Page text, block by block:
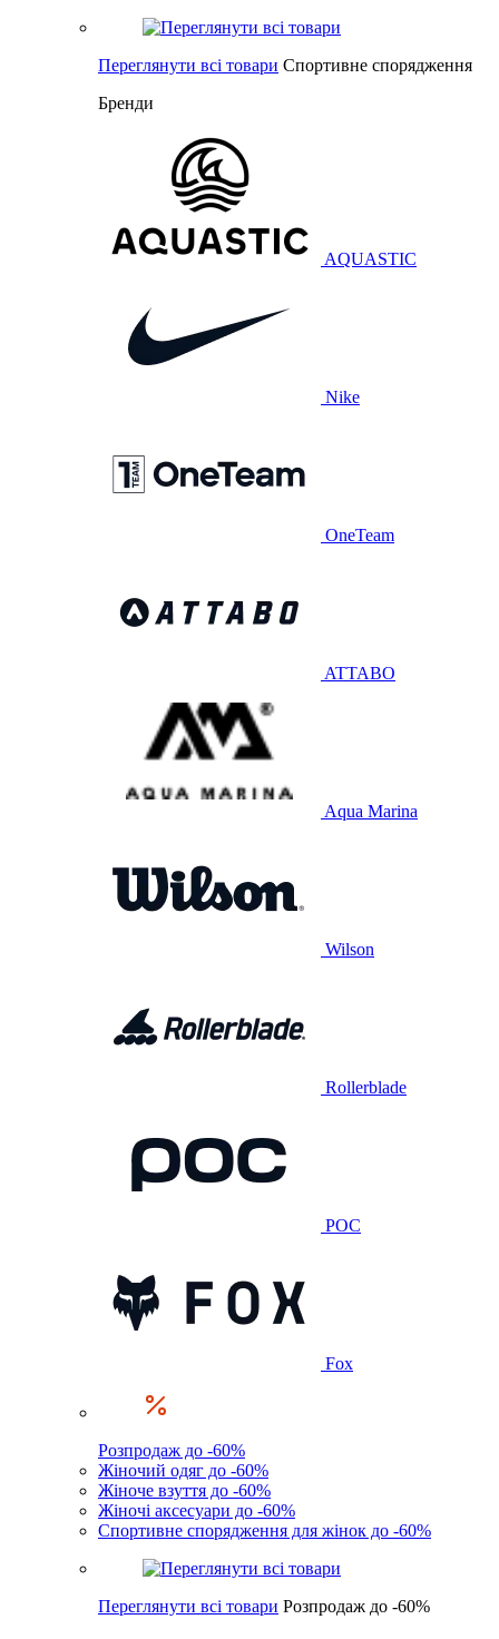
Переглянути всі товари Спортивне спорядження
Бренди
AQUASTIC
Nike
OneTeam
ATTABO
Aqua Marina
Wilson
Rollerblade
POC
Fox
Розпродаж до -60%
Жіночий одяг до -60%
Жіноче взуття до -60%
Жіночі аксесуари до -60%
Спортивне спорядження для жінок до -60%
Переглянути всі товари Розпродаж до -60%